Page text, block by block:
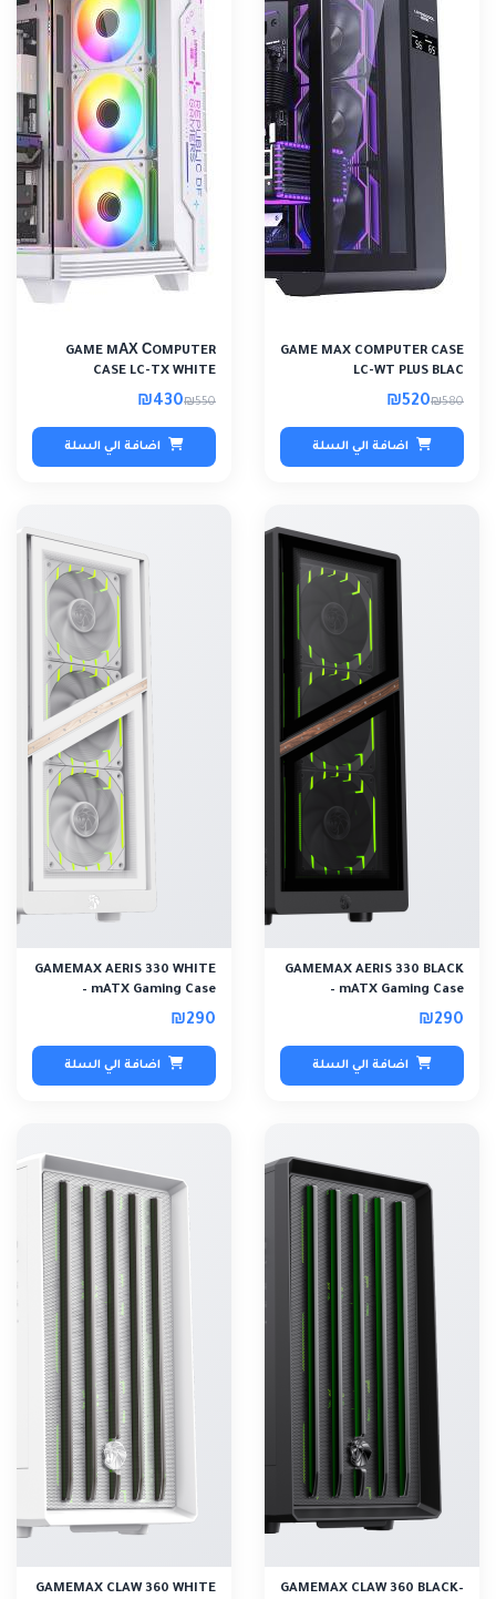
GAME MAX COMPUTER CASE
LC-WT PLUS BLAC
₪580
₪520
اضافة الي السلة
GAME MАХ СOMPUTER
CASE LC-TX WHITE
₪550
₪430
اضافة الي السلة
GAMEMAX AERIS 330 BLACK
– mATX Gaming Case
₪290
اضافة الي السلة
GAMEMAX AERIS 330 WHITE
– mATX Gaming Case
₪290
اضافة الي السلة
GAMEMAX CLAW 360 BLACK–
GAMEMAX CLAW 360 WHITE